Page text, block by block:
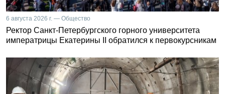
6 августа 2026 г. — Общество
Ректор Санкт-Петербургского горного университета
императрицы Екатерины II обратился к первокурсникам